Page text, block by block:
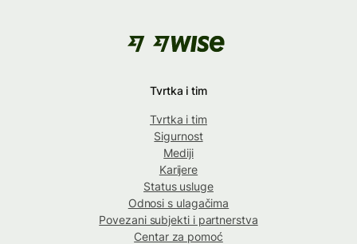
Tvrtka i tim
Tvrtka i tim
Sigurnost
Mediji
Karijere
Status usluge
Odnosi s ulagačima
Povezani subjekti i partnerstva
Centar za pomoć